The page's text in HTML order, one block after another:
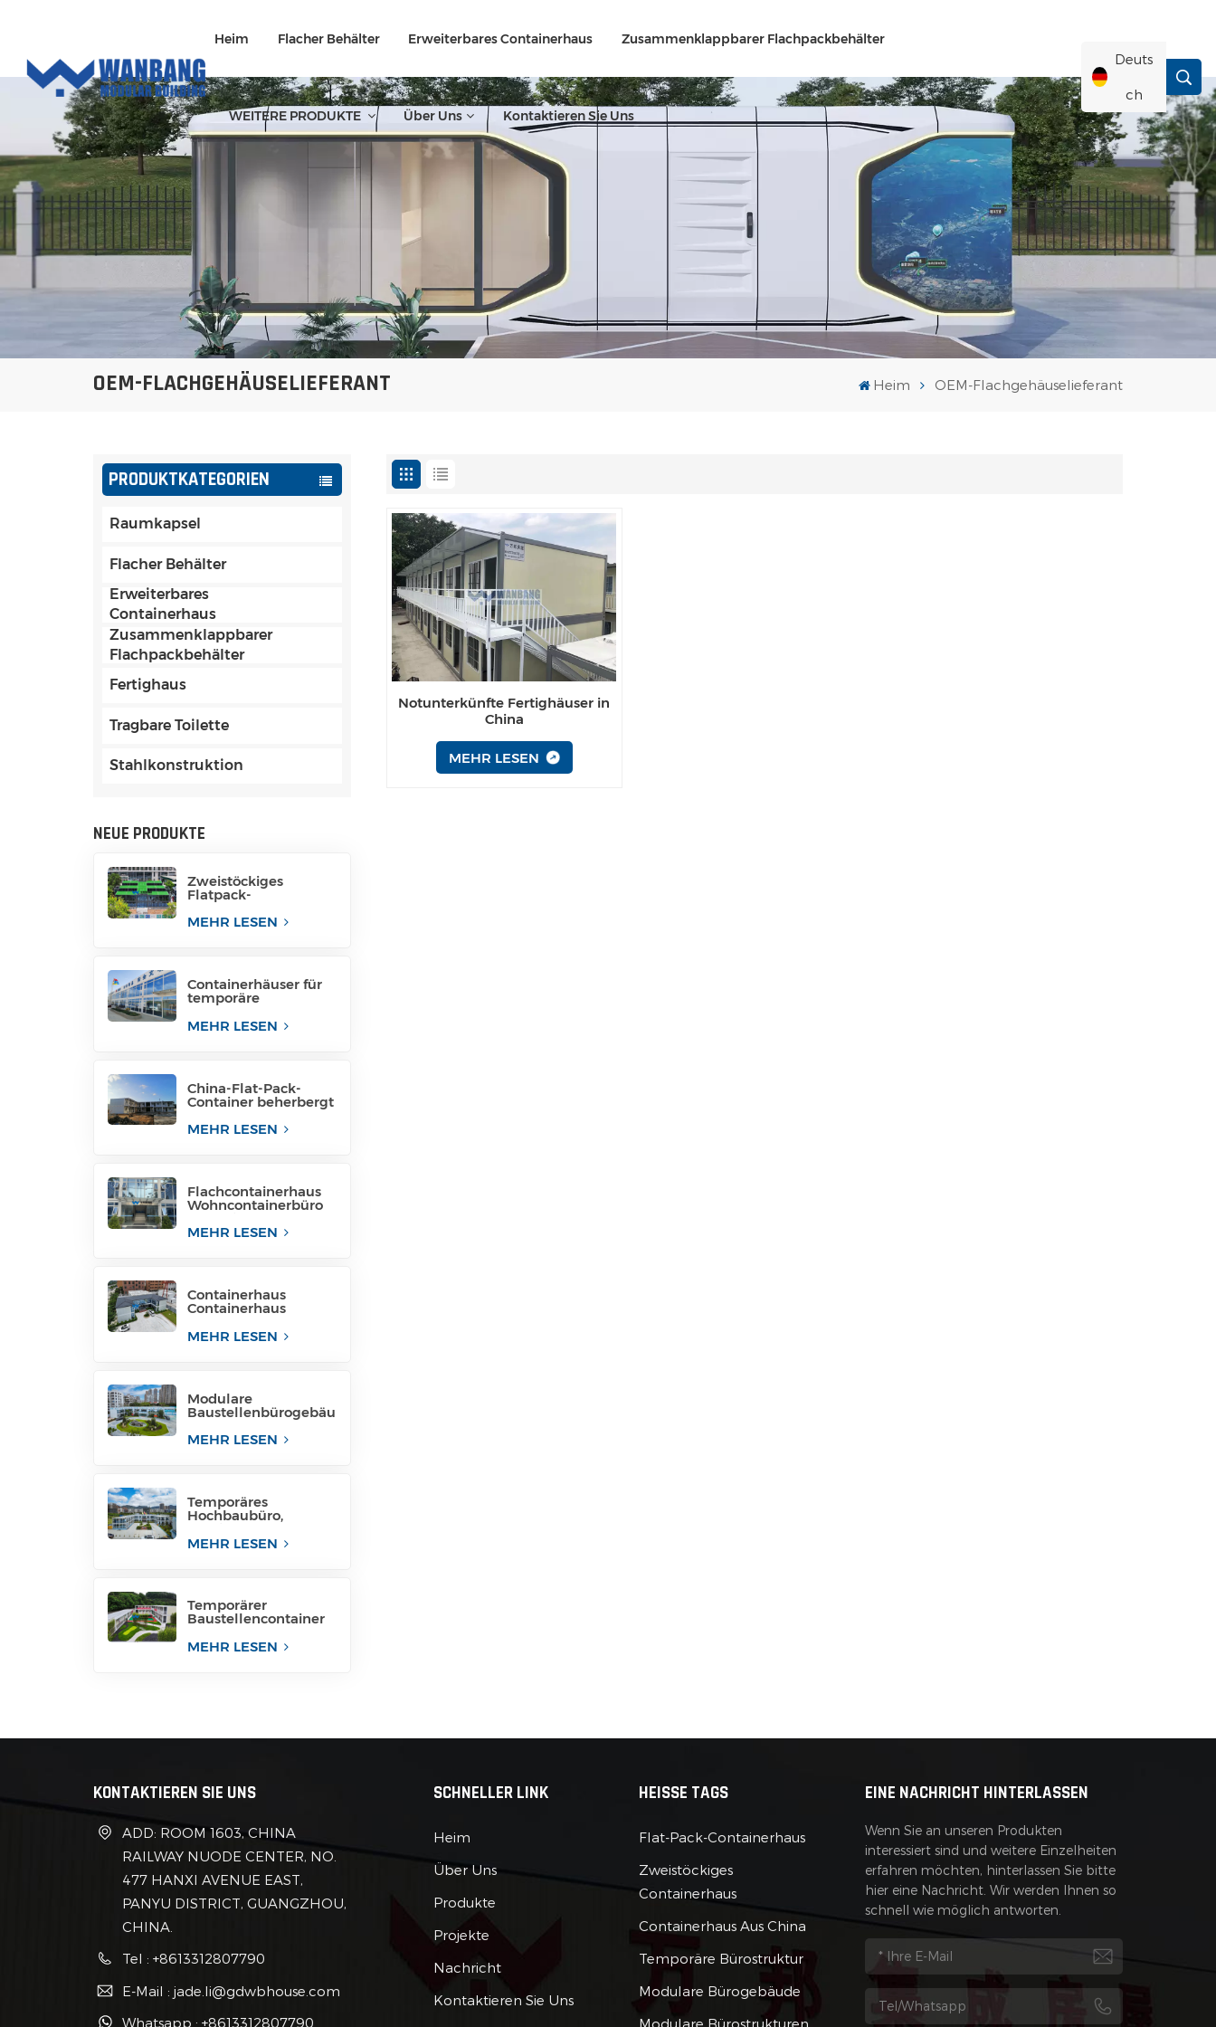
Heim Flacher Behälter Erweiterbares Containerhaus Zusammenklappbarer Flachpackbehälter
WEITERE PRODUKTE Über Uns Kontaktieren Sie Uns
Deuts
Ch
English
Français
Русский
OEM-FLACHGEHÄUSELIEFERANT Heim OEM-Flachgehäuselieferant
PRODUKTKATEGORIEN
Raumkapsel
Flacher Behälter
Erweiterbares
Containerhaus
Zusammenklappbarer
Flachpackbehälter
Fertighaus
Tragbare Toilette
Stahlkonstruktion
NEUE PRODUKTE
Zweistöckiges
Flatpack-
Containerhaus aus
China
MEHR LESEN
Containerhäuser für
temporäre
MEHR LESEN
China-Flat-Pack-
Container beherbergt
Containern
MEHR LESEN
Flachcontainerhaus
Wohncontainerbüro
MEHR LESEN
Containerhaus
Containerhaus
Bürostruktur
MEHR LESEN
Modulare
Baustellenbürogebäu
Bürostrukturen
MEHR LESEN
Temporäres
Hochbaubüro,
temporäre
MEHR LESEN
Temporärer
Baustellencontainer
MEHR LESEN
Notunterkünfte Fertighäuser in
China
MEHR LESEN
KONTAKTIEREN SIE UNS
ADD: ROOM 1603, CHINA
RAILWAY NUODE CENTER, NO.
477 HANXI AVENUE EAST,
PANYU DISTRICT, GUANGZHOU,
CHINA.
Tel : +8613312807790
E-Mail : jade.li@gdwbhouse.com
Whatsapp : +8613312807790
SCHNELLER LINK
Heim
Über Uns
Produkte
Projekte
Nachricht
Kontaktieren Sie Uns
HEISSE TAGS
Flat-Pack-Containerhaus
Zweistöckiges
Containerhaus
Containerhaus Aus China
Temporäre Bürostruktur
Modulare Bürogebäude
Modulare Bürostrukturen
EINE NACHRICHT HINTERLASSEN
Wenn Sie an unseren Produkten
interessiert sind und weitere Einzelheiten
erfahren möchten, hinterlassen Sie bitte
hier eine Nachricht. Wir werden Ihnen so
schnell wie möglich antworten.